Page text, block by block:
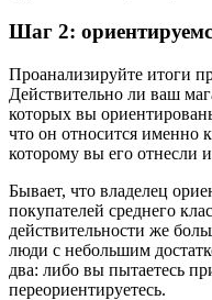
Шаг 2:
Проанализируйте итоги
Действительно ли ваш
которых вы
что он относится именно
которому вы его отнесли
Бывает, что владелец
покупателей среднего
действительности же
люди с небольшим
два: либо вы пытаетесь
переориентируетесь.